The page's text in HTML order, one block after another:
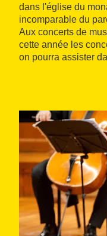
dans l'église du
incomparable du
Aux concerts de
cette année les
on pourra assister